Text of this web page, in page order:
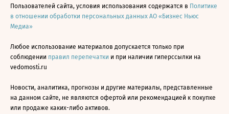
Пользователей сайта, условия использования содержатся в Политике
в отношении обработки персональных данных АО «Бизнес Ньюс
Медиа»
Любое использование материалов допускается только при
соблюдении правил перепечатки и при наличии гиперссылки на
vedomosti.ru
Новости, аналитика, прогнозы и другие материалы, представленные
на данном сайте, не являются офертой или рекомендацией к покупке
или продаже каких-либо активов.